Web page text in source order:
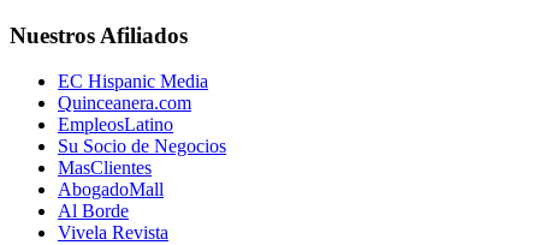
Nuestros Afiliados
EC Hispanic Media
Quinceanera.com
EmpleosLatino
Su Socio de Negocios
MasClientes
AbogadoMall
Al Borde
Vivela Revista